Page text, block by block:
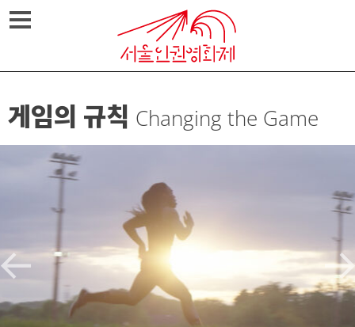
Skip
to
게임의 규칙 Changing the Game